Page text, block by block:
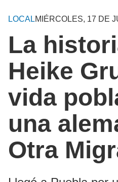
LOCALMIÉRCOLES, 17 DE
La
Heike
vida
una
Otra